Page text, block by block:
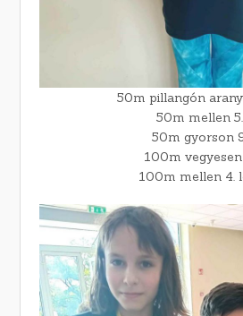
50m pillangón
50m mellen 5.,
50m gyorson
100m vegyesen
100m mellen 4.